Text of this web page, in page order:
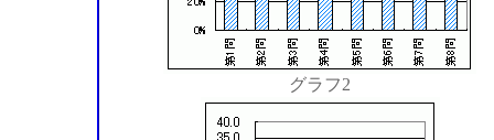
グラフ2